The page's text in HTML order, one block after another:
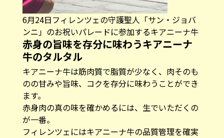
6月24日フィレンツェの守護聖人「サン・ジョバ
ンニ」のお祝いパレードに参加するキアニーナ牛
赤身の旨味を存分に味わうキアニーナ
牛のタルタル
キアニーナ牛は筋肉質で脂質が少なく、肉そのも
のの甘みや旨味、コクを存分に味わうことができ
ます。
赤身肉の真の味を確かめるには、生でいただくの
が一番。
フィレンツェにはキアニーナ牛の品質管理を確実